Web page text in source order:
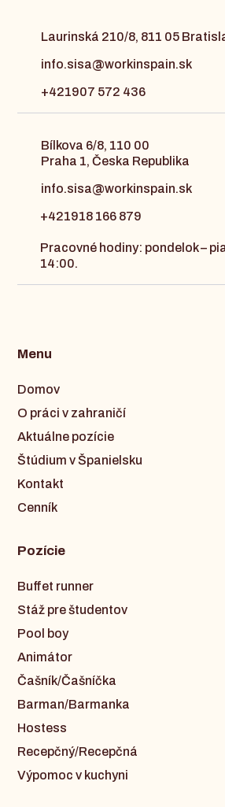
Laurinská 210/8, 811 05
info.sisa@workinspain.sk
+421907 572 436
Bílkova 6/8, 110 00
Praha 1, Česka Republika
info.sisa@workinspain.sk
+421918 166 879
Pracovné hodiny: pondelok –
14:00.
Menu
Domov
O práci v zahraničí
Aktuálne pozície
Štúdium v Španielsku
Kontakt
Cenník
Pozície
Buffet runner
Stáž pre študentov
Pool boy
Animátor
Čašník/Čašníčka
Barman/Barmanka
Hostess
Recepčný/Recepčná
Výpomoc v kuchyni